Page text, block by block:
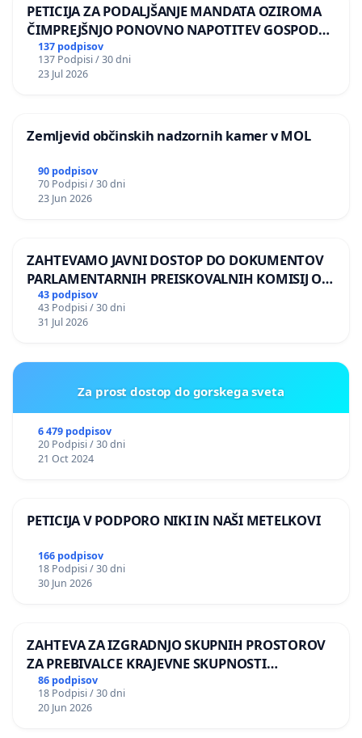
PETICIJA ZA PODALJŠANJE MANDATA OZIROMA
ČIMPREJŠNJO PONOVNO NAPOTITEV GOSPODA
BERNARDA ŠRAJNERJA NA VELEPOSLANIŠTVO
REPUBLIKE SLOVENIJE V MOSKVI
137 podpisov
137 Podpisi / 30 dni
23 Jul 2026
Zemljevid občinskih nadzornih kamer v MOL
90 podpisov
70 Podpisi / 30 dni
23 Jun 2026
ZAHTEVAMO JAVNI DOSTOP DO DOKUMENTOV
PARLAMENTARNIH PREISKOVALNIH KOMISIJ O
ILEGALNI TRGOVINI Z OROŽJEM
43 podpisov
43 Podpisi / 30 dni
31 Jul 2026
Za prost dostop do gorskega sveta
6 479 podpisov
20 Podpisi / 30 dni
21 Oct 2024
PETICIJA V PODPORO NIKI IN NAŠI METELKOVI
166 podpisov
18 Podpisi / 30 dni
30 Jun 2026
ZAHTEVA ZA IZGRADNJO SKUPNIH PROSTOROV
ZA PREBIVALCE KRAJEVNE SKUPNOSTI
PRESTRANEK
86 podpisov
18 Podpisi / 30 dni
20 Jun 2026